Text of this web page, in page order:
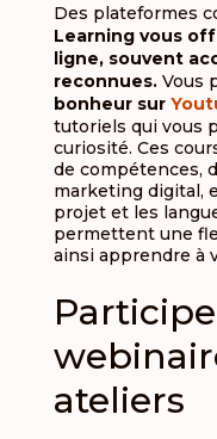
Des plateformes
Learning vous
ligne, souvent
reconnues.Vous
bonheur sur
tutoriels qui vous
curiosité. Ces
de compétences,
marketing digital,
projet et les
permettent une
ainsi apprendre à
ateliers